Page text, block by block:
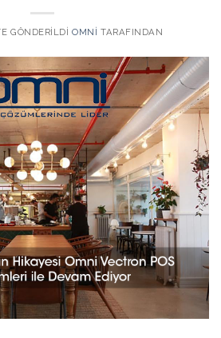
GÖNDERILDI OMNI TARAFINDAN